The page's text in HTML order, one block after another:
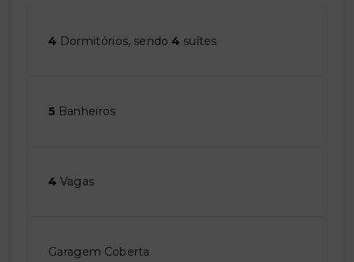
4 Dormitórios, sendo4 suítes
5 Banheiros
4 Vagas
Garagem Coberta